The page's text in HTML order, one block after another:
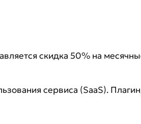
скидка 50% на
сервиса (SaaS).